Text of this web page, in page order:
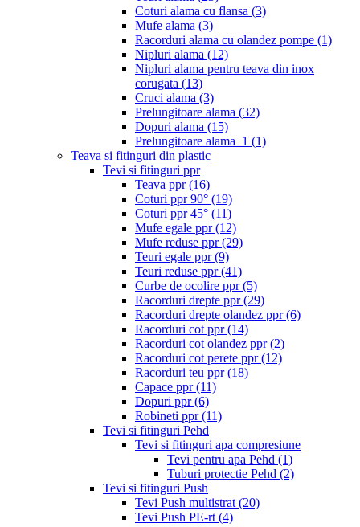
Coturi alama cu flansa (3)
Mufe alama (3)
Racorduri alama cu olandez pompe (1)
Nipluri alama (12)
Nipluri alama pentru teava din inox
corugata (13)
Cruci alama (3)
Prelungitoare alama (32)
Dopuri alama (15)
Prelungitoare alama_1 (1)
Teava si fitinguri din plastic
Tevi si fitinguri ppr
Teava ppr(16)
Coturi ppr 90° (19)
Coturi ppr 45° (11)
Mufe egale ppr(12)
Mufe reduse ppr(29)
Teuri egale ppr(9)
Teuri reduse ppr(41)
Curbe de ocolire ppr(5)
Racorduri drepte ppr(29)
Racorduri drepte olandez ppr(6)
Racorduri cot ppr(14)
Racorduri cot olandez ppr(2)
Racorduri cot perete ppr(12)
Racorduri teu ppr(18)
Capace ppr(11)
Dopuri ppr(6)
Robineti ppr(11)
Tevi si fitinguri Pehd
Tevi si fitinguri apa compresiune
Tevi pentru apa Pehd (1)
Tuburi protectie Pehd (2)
Tevi si fitinguri Push
Tevi Push multistrat (20)
Tevi Push PE-rt (4)